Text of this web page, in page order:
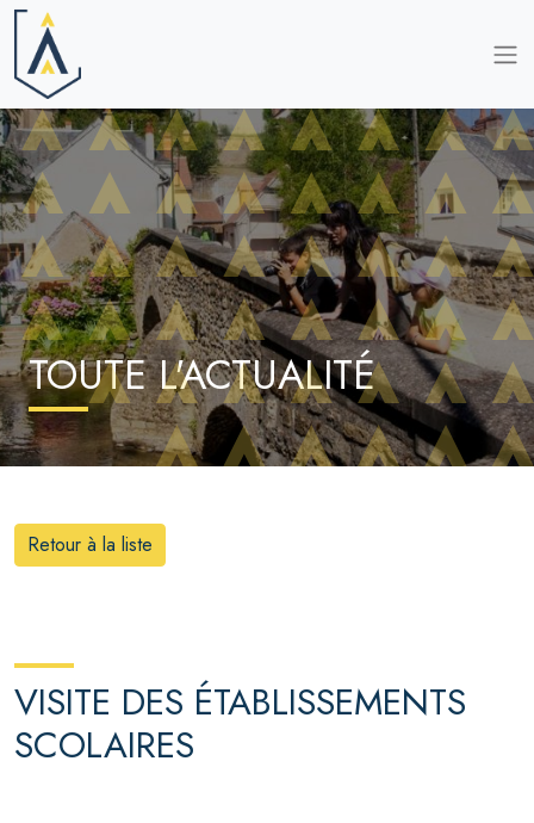
TOUTE L'ACTUALITÉ
Retour à la liste
VISITE DES ÉTABLISSEMENTS
SCOLAIRES